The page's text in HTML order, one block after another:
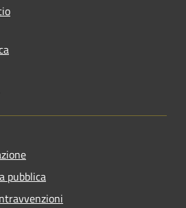
pubblica